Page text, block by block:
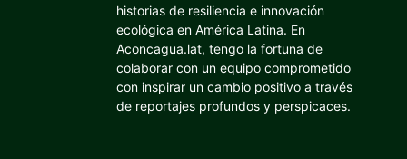
historias de resiliencia e innovación
ecológica en América Latina. En
Aconcagua.lat, tengo la fortuna de
colaborar con un equipo comprometido
con inspirar un cambio positivo a través
de reportajes profundos y perspicaces.